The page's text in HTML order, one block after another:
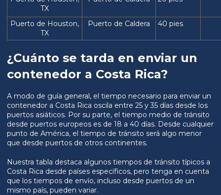
TX
Puerto de Houston,
TX
Puerto de Caldera 40 pies
¿Cuánto se tarda en enviar un
contenedor a Costa Rica?
A modo de guía general, el tiempo necesario para enviar un
contenedor a Costa Rica oscila entre 25 y 35 días desde los
puertos asiáticos. Por su parte, el tiempo medio de tránsito
desde puertos europeos es de 18 a 40 días. Desde cualquier
punto de América, el tiempo de tránsito será algo menor
que desde puertos de otros continentes.
Nuestra tabla destaca algunos tiempos de tránsito típicos a
Costa Rica desde países específicos, pero tenga en cuenta
que los tiempos de envío, incluso desde puertos de un
mismo país, pueden variar.